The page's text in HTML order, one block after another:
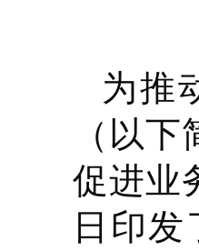
为推
（以
促进业
日印